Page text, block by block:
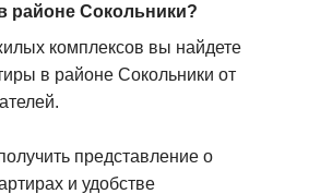
районе Сокольники?
комплексов вы найдете
в районе Сокольники от
представление о
и удобстве